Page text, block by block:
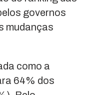
governos
mudanças
como a
64% dos